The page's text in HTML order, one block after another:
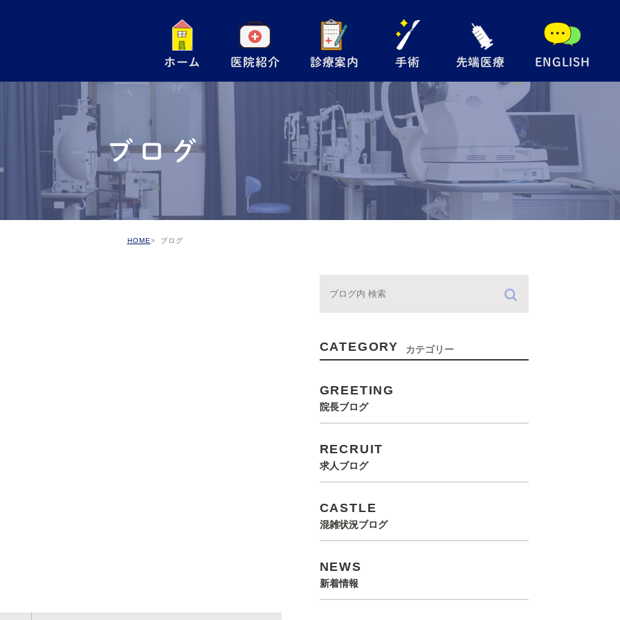
ホーム 医院紹介 診療案内
小児眼科
手術
アレルギー検査
予防接種
手術
手術内容について
翼状片手術
眼瞼下垂手術
硝子体注射
緑内障レーザー
（SLT）
先端医療
自由診療
メディカルサプリ
ENGLISH
ブログ
HOME ブログ
CATEGORY カテゴリー
GREETING
院長ブログ
RECRUIT
求人ブログ
CASTLE
混雑状況ブログ
NEWS
新着情報